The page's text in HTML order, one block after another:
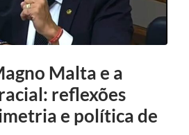
Malta e a
reflexões
e política de